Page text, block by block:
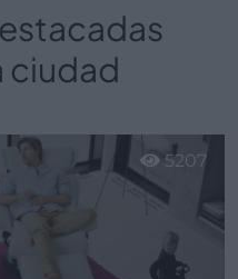
ciudad
5207